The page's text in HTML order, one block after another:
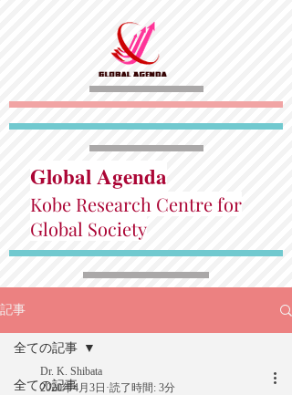
Global Agenda
Kobe Research Centre for
Global Society
記事
全ての記事
全ての記事
Dr. K. Shibata
2020年4月3日 読了時間: 3分